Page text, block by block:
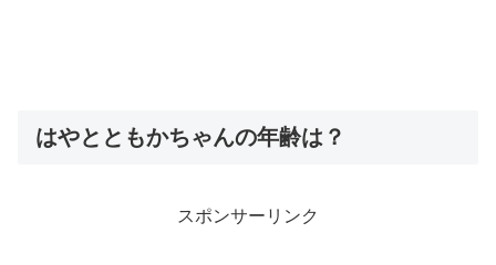
はやとともかちゃんの年齢は？
スポンサーリンク